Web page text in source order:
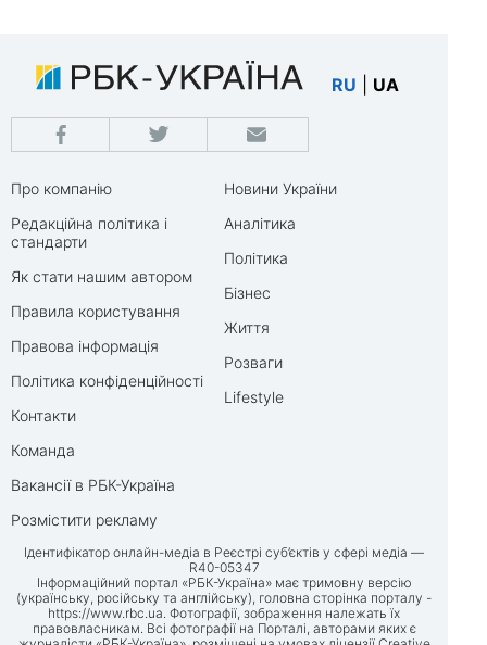
RU UA
Про компанію
Редакційна політика і
стандарти
Як стати нашим автором
Правила користування
Правова інформація
Політика конфіденційності
Контакти
Команда
Вакансії в РБК-Україна
Розмістити рекламу
Новини України
Аналітика
Політика
Бізнес
Життя
Розваги
Lifestyle
Ідентифікатор онлайн-медіа в Реєстрі суб’єктів у сфері медіа —
R40-05347
Інформаційний портал «РБК-Україна» має тримовну версію
(українську, російську та англійську), головна сторінка порталу -
https://www.rbc.ua. Фотографії, зображення належать їх
правовласникам. Всі фотографії на Порталі, авторами яких є